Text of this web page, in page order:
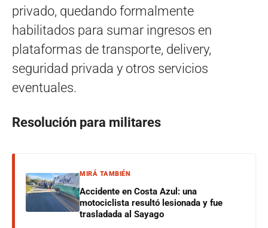
privado, quedando formalmente
habilitados para sumar ingresos en
plataformas de transporte, delivery,
seguridad privada y otros servicios
eventuales.
Resolución para militares
MIRÁ TAMBIÉN
Accidente en Costa Azul: una
motociclista resultó lesionada y fue
trasladada al Sayago